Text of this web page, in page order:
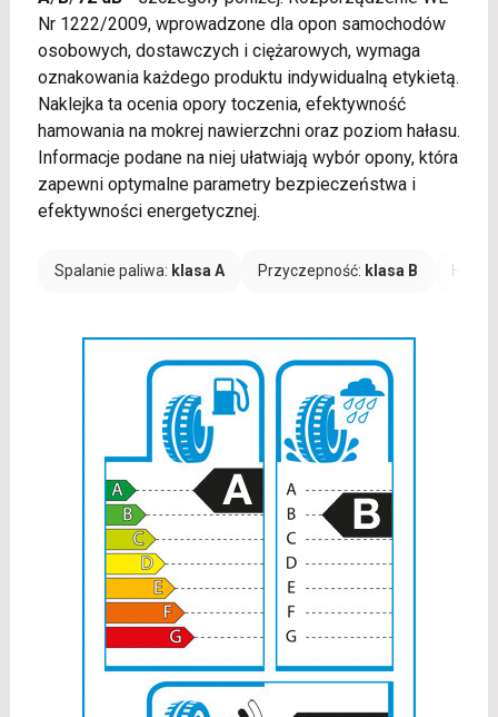
Nr 1222/2009, wprowadzone dla opon samochodów
osobowych, dostawczych i ciężarowych, wymaga
oznakowania każdego produktu indywidualną etykietą.
Naklejka ta ocenia opory toczenia, efektywność
hamowania na mokrej nawierzchni oraz poziom hałasu.
Informacje podane na niej ułatwiają wybór opony, która
zapewni optymalne parametry bezpieczeństwa i
efektywności energetycznej.
Spalanie paliwa: klasa A Przyczepność: klasa B Hałas: